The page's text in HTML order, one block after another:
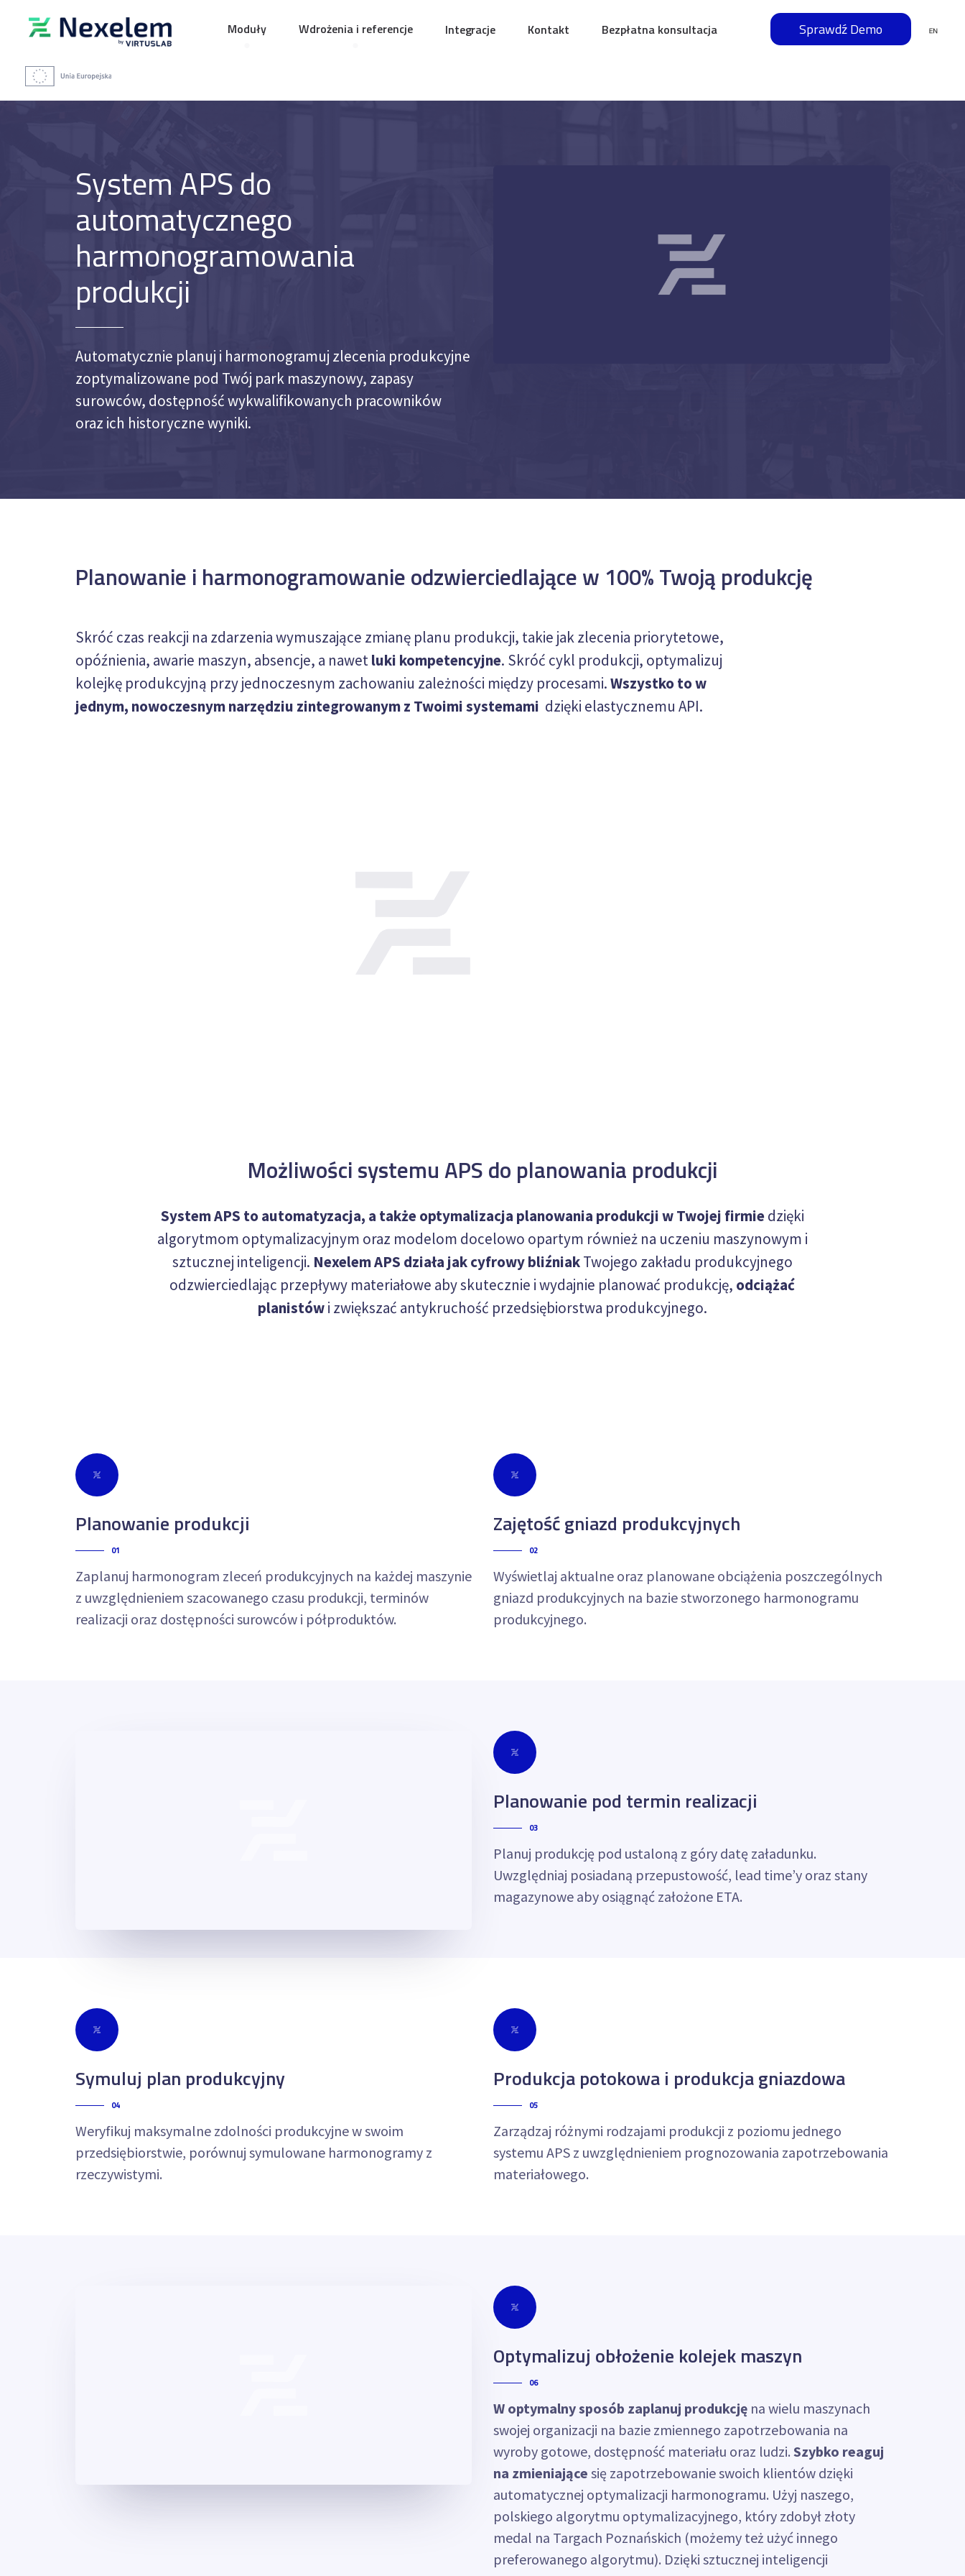
Moduły Wdrożenia i referencje Integracje Kontakt Bezpłatna konsultacja Sprawdź Demo
System APS do
automatycznego
harmonogramowania
produkcji
Automatycznie planuj i harmonogramuj zlecenia produkcyjne
zoptymalizowane pod Twój park maszynowy, zapasy
surowców, dostępność wykwalifikowanych pracowników
oraz ich historyczne wyniki.
Planowanie i harmonogramowanie odzwierciedlające w 100% Twoją produkcję
Skróć czas reakcji na zdarzenia wymuszające zmianę planu produkcji, takie jak zlecenia priorytetowe,
opóźnienia, awarie maszyn, absencje, a nawetluki kompetencyjne. Skróć cykl produkcji, optymalizuj
kolejkę produkcyjną przy jednoczesnym zachowaniu zależności między procesami.Wszystko to w
jednym, nowoczesnym narzędziu zintegrowanym z Twoimi systemami dzięki elastycznemu API.
Możliwości systemu APS do planowania produkcji
System APS to automatyzacja, a także optymalizacja planowania produkcji w Twojej firmiedzięki
algorytmom optymalizacyjnym oraz modelom docelowo opartym również na uczeniu maszynowym i
sztucznej inteligencji. Nexelem APS działa jak cyfrowy bliźniakTwojego zakładu produkcyjnego
odzwierciedlając przepływy materiałowe aby skutecznie i wydajnie planować produkcję, odciążać
planistówi zwiększać antykruchość przedsiębiorstwa produkcyjnego.
Planowanie produkcji
01
Zaplanuj harmonogram zleceń produkcyjnych na każdej maszynie
z uwzględnieniem szacowanego czasu produkcji, terminów
realizacji oraz dostępności surowców i półproduktów.
Zajętość gniazd produkcyjnych
02
Wyświetlaj aktualne oraz planowane obciążenia poszczególnych
gniazd produkcyjnych na bazie stworzonego harmonogramu
produkcyjnego.
Planowanie pod termin realizacji
03
Planuj produkcję pod ustaloną z góry datę załadunku.
Uwzględniaj posiadaną przepustowość, lead time’y oraz stany
magazynowe aby osiągnąć założone ETA.
Symuluj plan produkcyjny
04
Weryfikuj maksymalne zdolności produkcyjne w swoim
przedsiębiorstwie, porównuj symulowane harmonogramy z
rzeczywistymi.
Produkcja potokowa i produkcja gniazdowa
05
Zarządzaj różnymi rodzajami produkcji z poziomu jednego
systemu APS z uwzględnieniem prognozowania zapotrzebowania
materiałowego.
Optymalizuj obłożenie kolejek maszyn
06
W optymalny sposób zaplanuj produkcję na wielu maszynach
swojej organizacji na bazie zmiennego zapotrzebowania na
wyroby gotowe, dostępność materiału oraz ludzi. Szybko reaguj
na zmieniające się zapotrzebowanie swoich klientów dzięki
automatycznej optymalizacji harmonogramu. Użyj naszego,
polskiego algorytmu optymalizacyjnego, który zdobył złoty
medal na Targach Poznańskich (możemy też użyć innego
preferowanego algorytmu). Dzięki sztucznej inteligencji